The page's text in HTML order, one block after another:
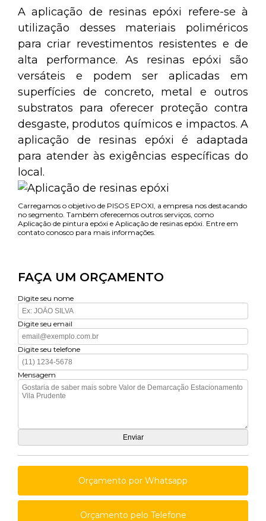
A aplicação de resinas epóxi refere-se à
utilização desses materiais poliméricos
para criar revestimentos resistentes e de
alta performance. As resinas epóxi são
versáteis e podem ser aplicadas em
superfícies de concreto, metal e outros
substratos para oferecer proteção contra
desgaste, produtos químicos e impactos. A
aplicação de resinas epóxi é adaptada
para atender às exigências específicas do
local.
Carregamos o objetivo de PISOS EPOXI, a empresa nos destacando
no segmento. Também oferecemos outros serviços, como
Aplicação de pintura epóxi e Aplicação de resinas epóxi. Entre em
contato conosco para mais informações.
FAÇA UM ORÇAMENTO
Digite seu nome
Digite seu email
Digite seu telefone
Mensagem
Orçamento por Whatsapp
Orçamento pelo Telefone